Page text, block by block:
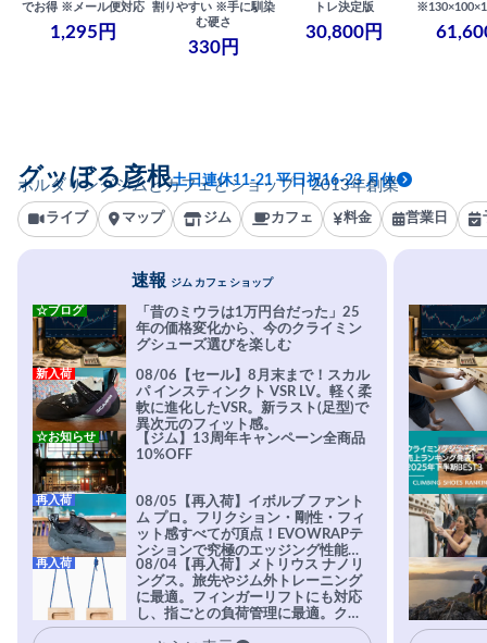
でお得 ※メール便対応
1,295円
割りやすい ※手に馴染
む硬さ
330円
トレ決定版
30,800円
ボルダリングジムとカフェとショップ｜2013年創業
グッぼる彦根土日連休11-21 平日祝16-23 月休
ライブ マップ ジム カフェ 料金 営業日
速報 ジム カフェ ショップ
「昔のミウラは1万円台だった」25
年の価格変化から、今のクライミン
グシューズ選びを楽しむ
☆ブログ
08/06【セール】8月末まで！スカル
パ インスティンクト VSR LV。軽く柔
軟に進化したVSR。新ラスト(足型)で
異次元のフィット感。
新入荷
【ジム】13周年キャンペーン全商品
10%OFF
☆お知らせ
08/05【再入荷】イボルブ ファント
ム プロ。フリクション・剛性・フィ
ット感すべてが頂点！EVOWRAPテ
ンションで究極のエッジング性能を
実現。進化系ラバーEvo-74はTRAX
を凌駕する粘着力で極小ホールドに
安心感。
再入荷
08/04【再入荷】メトリウス ナノリ
ングス。旅先やジム外トレーニング
に最適。フィンガーリフトにも対応
し、指ごとの負荷管理に最適。クラ
イマーの指を本気で鍛えるギア。
再入荷